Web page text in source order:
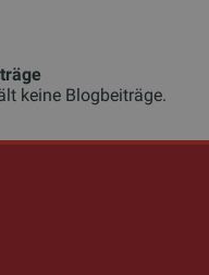
keine Blogbeiträge.